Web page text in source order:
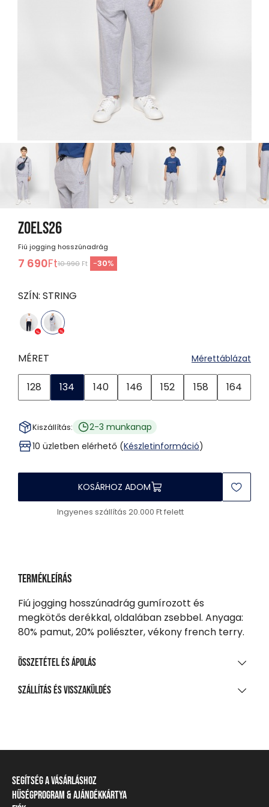
ZOELS26
Fiú jogging hosszúnadrág
7 690Ft10 990 Ft -30%
SZÍN: STRING
MÉRET Mérettáblázat
128 134 140 146 152 158 164
Kiszállítás:
2-3 munkanap
10 üzletben elérhető (Készletinformáció)
KOSÁRHOZ ADOM
Ingyenes szállítás 20.000 Ft felett
Termékleírás
Fiú jogging hosszúnadrág gumírozott és
megkötős derékkal, oldalában zsebbel. Anyaga:
80% pamut, 20% poliészter, vékony french terry.
Összetétel és ápolás
ANYAGÖSSZETÉTEL
Nem fehéríthető!
Szállítás és visszaküldés
Csomagpontra, automatába
990 Ft-tól
Házhozszállítás
Segítség a vásárláshoz
Szállítási információ
Hűségprogram & Ajándékkártya